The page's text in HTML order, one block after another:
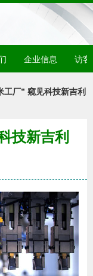
企业信息 访客
工厂” 窥见科技新吉利
技新吉利